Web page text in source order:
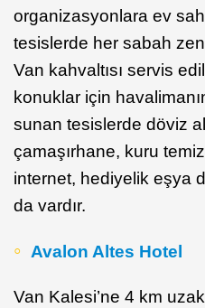
organizasyonlara ev
tesislerde her sabah
Van kahvaltısı servis
konuklar için
sunan tesislerde döviz
çamaşırhane, kuru
internet, hediyelik eşya
da vardır.
Avalon Altes Hotel
Van Kalesi’ne 4 km